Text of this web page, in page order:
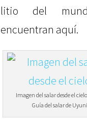
litio del
encuentran aquí.
Imagen del salar desde el
Guía del salar de Uyuni